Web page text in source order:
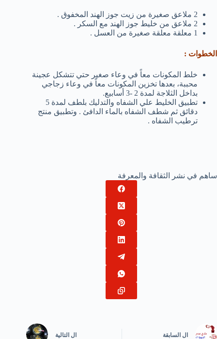
2 ملاعق صغيرة من زيت جوز الهند المخفوق .
2 ملاعق من خليط جوز الهند مع السكر .
1 معلقة معلقة صغيرة من العسل .
الخطوات :
خلط المكونات معاً في وعاء صغير حتي تتشكل عجينة
محببة، بعدها تخزين المكونات معاً في وعاء زجاجي
بداخل الثلاجة لمدة 2 -3 أسابيع.
تطبيق الخليط علي الشفاه والتدليك بلطف لمدة 5
دقائق ثم شطف الشفاه بالماء الدافئ . وتطبيق منتج
ترطيب الشفاه .
ساهم في نشر الثقافة والمعرفة
ال السابقة ال التالية